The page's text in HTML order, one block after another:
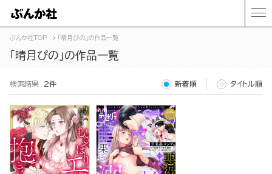
ぶんか社TOP 「晴月ぴの」の作品一覧
「晴月ぴの」の作品一覧
検索結果 2件 新着順 タイトル順